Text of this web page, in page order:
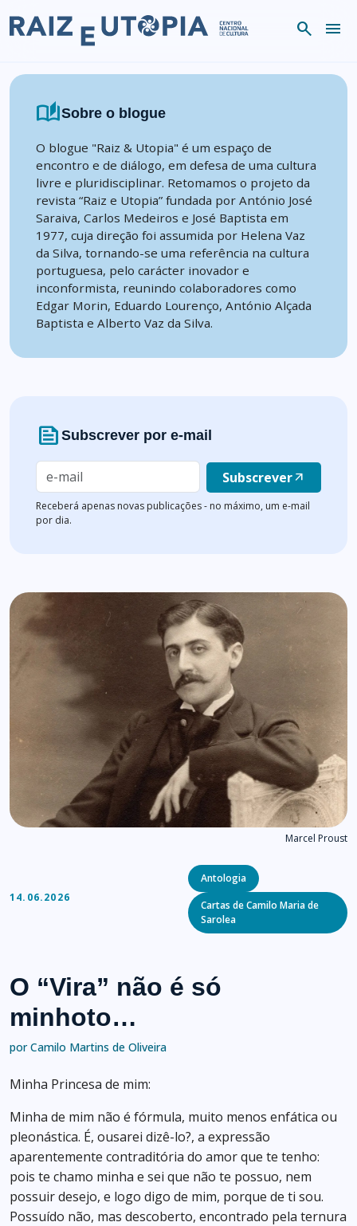
search menu
auto_storiesSobre o blogue
O blogue "Raiz & Utopia" é um espaço de
encontro e de diálogo, em defesa de uma cultura
livre e pluridisciplinar. Retomamos o projeto da
revista “Raiz e Utopia” fundada por António José
Saraiva, Carlos Medeiros e José Baptista em
1977, cuja direção foi assumida por Helena Vaz
da Silva, tornando-se uma referência na cultura
portuguesa, pelo carácter inovador e
inconformista, reunindo colaboradores como
Edgar Morin, Eduardo Lourenço, António Alçada
Baptista e Alberto Vaz da Silva.
news Subscrever por e-mail
Subscreverarrow_outward
Receberá apenas novas publicações - no máximo, um e-mail
por dia.
Marcel Proust
14.06.2026
Categories
Antologia
Cartas de Camilo Maria de
Sarolea
O “Vira” não é só
minhoto…
por Camilo Martins de Oliveira
Minha Princesa de mim:
Minha de mim não é fórmula, muito menos enfática ou
pleonástica. É, ousarei dizê-lo?, a expressão
aparentemente contraditória do amor que te tenho:
pois te chamo minha e sei que não te possuo, nem
possuir desejo, e logo digo de mim, porque de ti sou.
Possuído não, mas descoberto, encontrado pela ternura